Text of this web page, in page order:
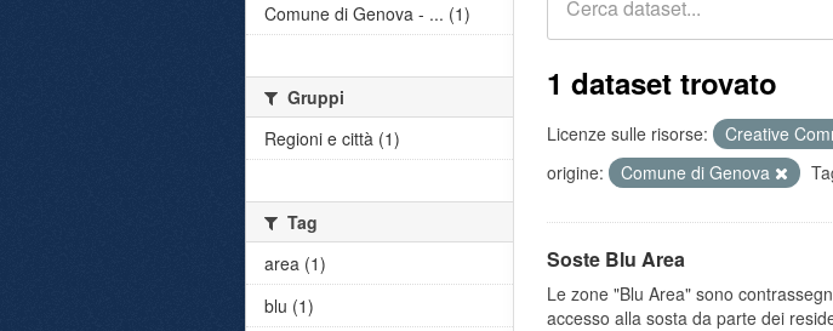
1 dataset trovato
Licenze sulle risorse: Creative
origine:
Comune di Genova
Soste Blu Area
Le zone "Blu Area" sono
accesso alla sosta da parte dei
Comune di Genova - ... (1)
Gruppi
Regioni e città (1)
Tag
area (1)
blu (1)